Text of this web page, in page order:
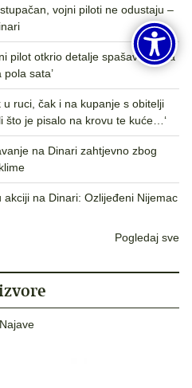
vojni piloti ne odustaju –
pilot otkrio detalje spašavanja na
sata’
u ruci, čak i na kupanje s obitelji
što je pisalo na krovu te kuće…‘
na Dinari zahtjevno zbog
akciji na Dinari: Ozlijeđeni Nijemac
Pogledaj sve
Najave